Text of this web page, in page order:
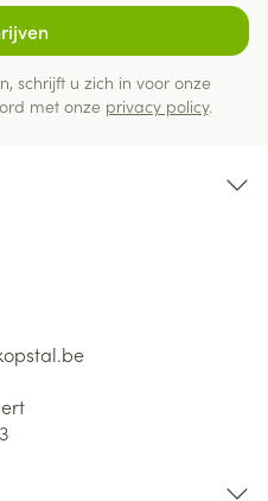
schrijft u zich in voor onze
met onze privacy policy.